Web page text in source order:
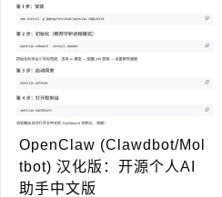
OpenClaw (Clawdbot/Mol
tbot) 汉化版：开源个人AI
助手中文版